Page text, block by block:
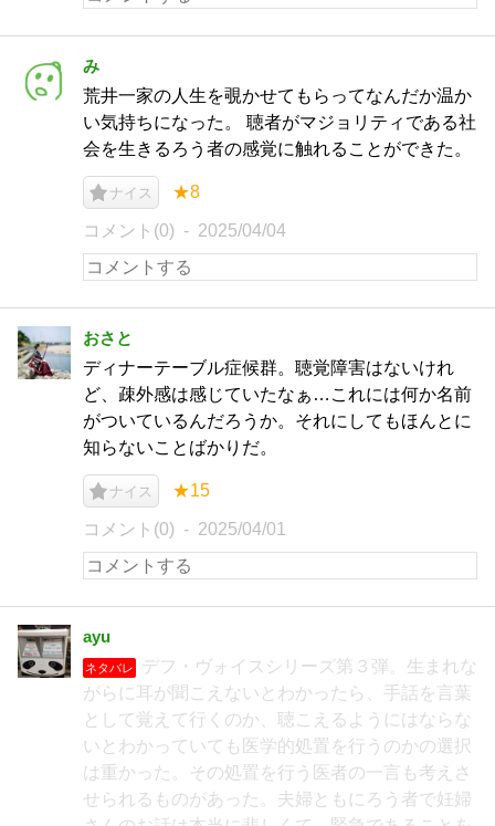
み
荒井一家の人生を覗かせてもらってなんだか温か
い気持ちになった。 聴者がマジョリティである社
会を生きるろう者の感覚に触れることができた。
ナイス ★8
コメント(0) 2025/04/04
おさと
ディナーテーブル症候群。聴覚障害はないけれ
ど、疎外感は感じていたなぁ…これには何か名前
がついているんだろうか。それにしてもほんとに
知らないことばかりだ。
ナイス ★15
コメント(0) 2025/04/01
ayu
ネタバレ
デフ・ヴォイスシリーズ第３弾。生まれな
がらに耳が聞こえないとわかったら、手話を言葉
として覚えて行くのか、聴こえるようにはならな
いとわかっていても医学的処置を行うのかの選択
は重かった。その処置を行う医者の一言も考えさ
せられるものがあった。夫婦ともにろう者で妊婦